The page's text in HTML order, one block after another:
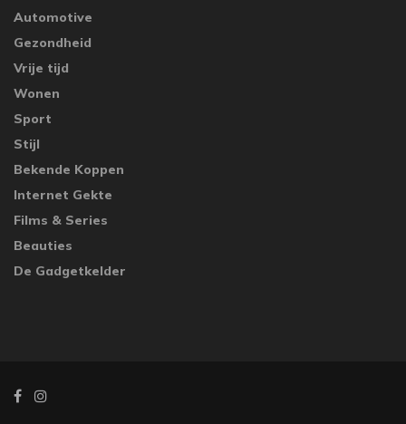
Automotive
Gezondheid
Vrije tijd
Wonen
Sport
Stijl
Bekende Koppen
Internet Gekte
Films & Series
Beauties
De Gadgetkelder